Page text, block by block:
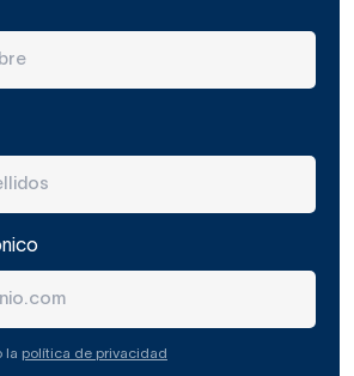
natural.
y decorativo.
la política de privacidad